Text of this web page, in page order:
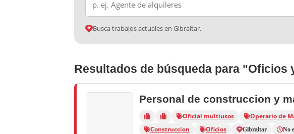
Busca trabajos actuales en Gibraltar.
Resultados de búsqueda para
Personal de construccion y
Oficial multiusos Operario de
Construccion
Oficios Gibraltar No